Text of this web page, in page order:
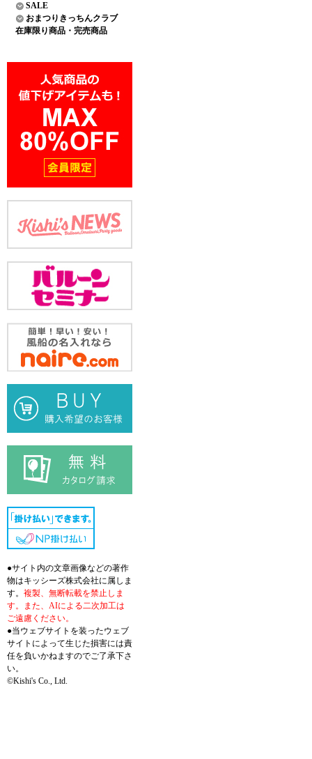
SALE
おまつりきっちんクラブ
在庫限り商品・完売商品
●サイト内の文章画像などの著作
物はキッシーズ株式会社に属しま
す。 複製、無断転載を禁止しま
す。また、AIによる二次加工は
ご遠慮ください。
●当ウェブサイトを装ったウェブ
サイトによって生じた損害には責
任を負いかねますのでご了承下さ
い。
©Kishi's Co., Ltd.